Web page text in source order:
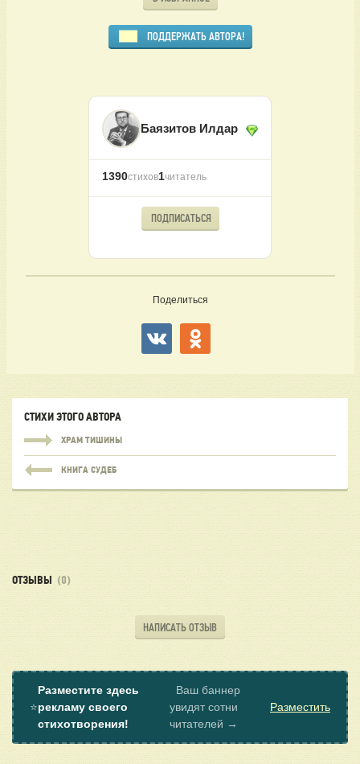
ПОДДЕРЖАТЬ АВТОРА!
Баязитов Илдар
1390стихов1читатель
ПОДПИСАТЬСЯ
Поделиться
СТИХИ ЭТОГО АВТОРА
ХРАМ ТИШИНЫ
КНИГА СУДЕБ
ОТЗЫВЫ (0)
НАПИСАТЬ ОТЗЫВ
⭐
Разместите здесь
рекламу своего
стихотворения!
Ваш баннер
увидят сотни
читателей →
Разместить